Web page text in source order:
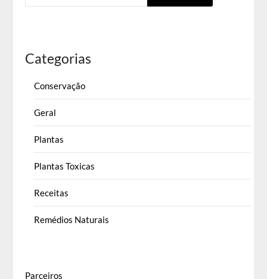
Categorias
Conservação
Geral
Plantas
Plantas Toxicas
Receitas
Remédios Naturais
Parceiros